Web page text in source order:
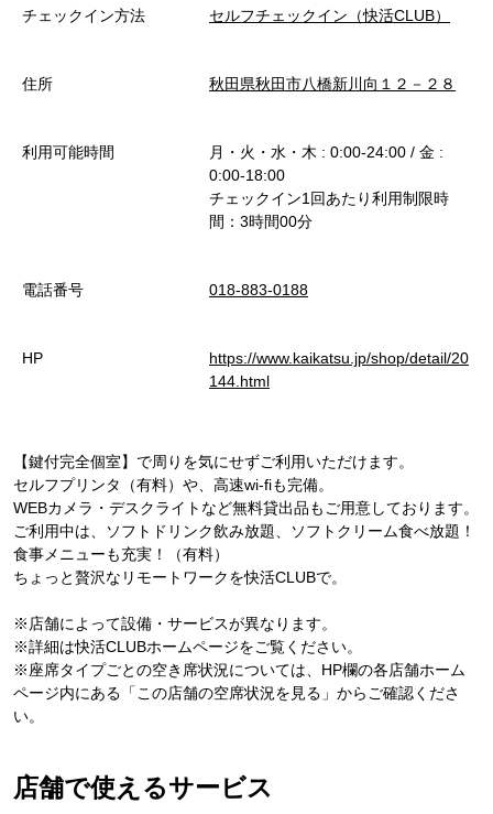
チェックイン方法 セルフチェックイン（快活CLUB）
住所 秋田県秋田市八橋新川向１２－２８
利用可能時間
月・火・水・木 : 0:00-24:00 / 金 :
0:00-18:00
チェックイン1回あたり利用制限時
間：3時間00分
電話番号 018-883-0188
HP
https://www.kaikatsu.jp/shop/detail/20
144.html
【鍵付完全個室】で周りを気にせずご利用いただけます。
セルフプリンタ（有料）や、高速wi-fiも完備。
WEBカメラ・デスクライトなど無料貸出品もご用意しております。
ご利用中は、ソフトドリンク飲み放題、ソフトクリーム食べ放題！
食事メニューも充実！（有料）
ちょっと贅沢なリモートワークを快活CLUBで。
※店舗によって設備・サービスが異なります。
※詳細は快活CLUBホームページをご覧ください。
※座席タイプごとの空き席状況については、HP欄の各店舗ホーム
ページ内にある「この店舗の空席状況を見る」からご確認くださ
い。
店舗で使えるサービス